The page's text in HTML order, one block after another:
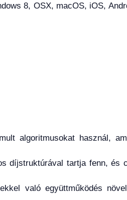
8, OSX, macOS, iOS,
algoritmusokat használ,
díjstruktúrával tartja fenn,
való együttműködés